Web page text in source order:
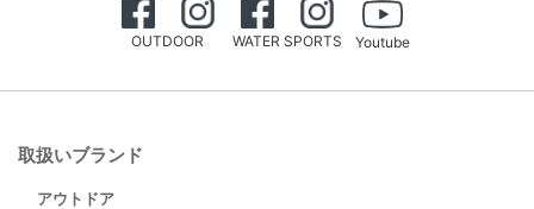
OUTDOOR WATER SPORTS Youtube
取扱いブランド
アウトドア